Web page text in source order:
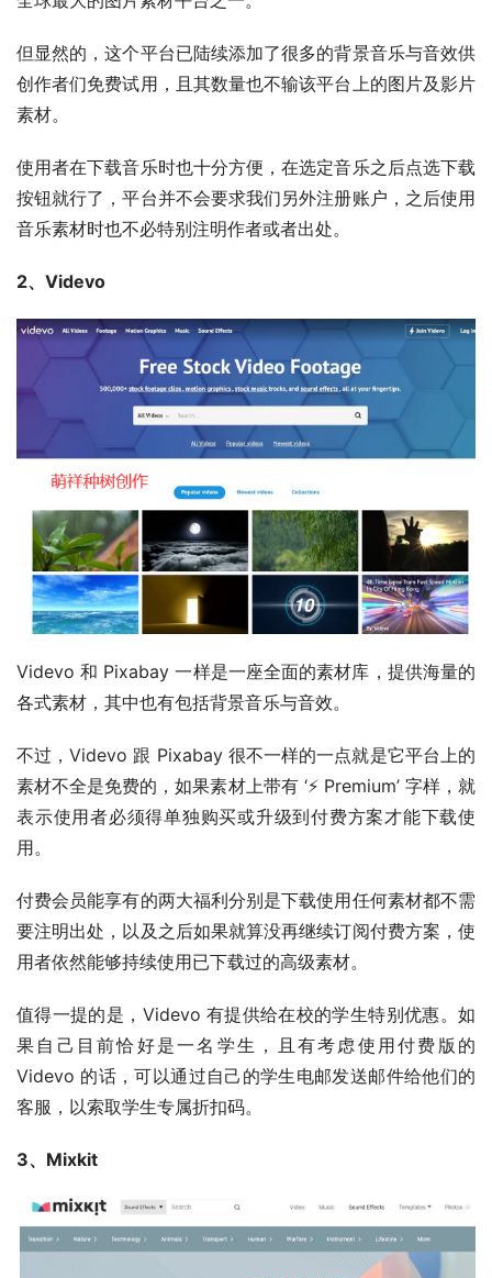
但显然的，这个平台已陆续添加了很多的背景音乐与音效供
创作者们免费试用，且其数量也不输该平台上的图片及影片
素材。
使用者在下载音乐时也十分方便，在选定音乐之后点选下载
按钮就行了，平台并不会要求我们另外注册账户，之后使用
音乐素材时也不必特别注明作者或者出处。
2、Videvo
Videvo 和 Pixabay 一样是一座全面的素材库，提供海量的
各式素材，其中也有包括背景音乐与音效。
不过，Videvo 跟 Pixabay 很不一样的一点就是它平台上的
素材不全是免费的，如果素材上带有 ‘⚡ Premium’ 字样，就
表示使用者必须得单独购买或升级到付费方案才能下载使
用。
付费会员能享有的两大福利分别是下载使用任何素材都不需
要注明出处，以及之后如果就算没再继续订阅付费方案，使
用者依然能够持续使用已下载过的高级素材。
值得一提的是，Videvo 有提供给在校的学生特别优惠。如
果自己目前恰好是一名学生，且有考虑使用付费版的
Videvo 的话，可以通过自己的学生电邮发送邮件给他们的
客服，以索取学生专属折扣码。
3、Mixkit